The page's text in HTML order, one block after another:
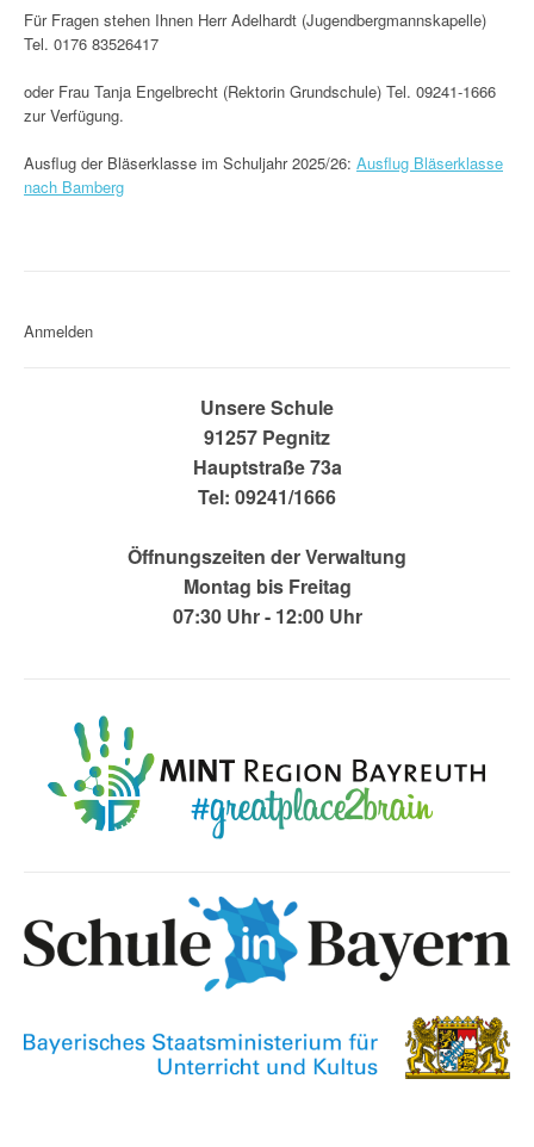
Für Fragen stehen Ihnen Herr Adelhardt (Jugendbergmannskapelle)
Tel. 0176 83526417
oder Frau Tanja Engelbrecht (Rektorin Grundschule) Tel. 09241-1666
zur Verfügung.
Ausflug der Bläserklasse im Schuljahr 2025/26: Ausflug Bläserklasse
nach Bamberg
Anmelden
Unsere Schule
91257 Pegnitz
Hauptstraße 73a
Tel: 09241/1666
Öffnungszeiten der Verwaltung
Montag bis Freitag
07:30 Uhr - 12:00 Uhr